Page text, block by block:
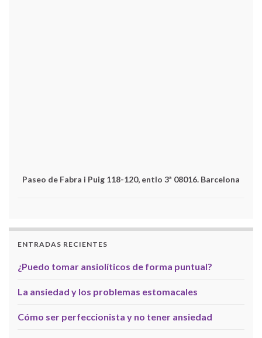
Paseo de Fabra i Puig 118-120, entlo 3ª 08016. Barcelona
ENTRADAS RECIENTES
¿Puedo tomar ansiolíticos de forma puntual?
La ansiedad y los problemas estomacales
Cómo ser perfeccionista y no tener ansiedad